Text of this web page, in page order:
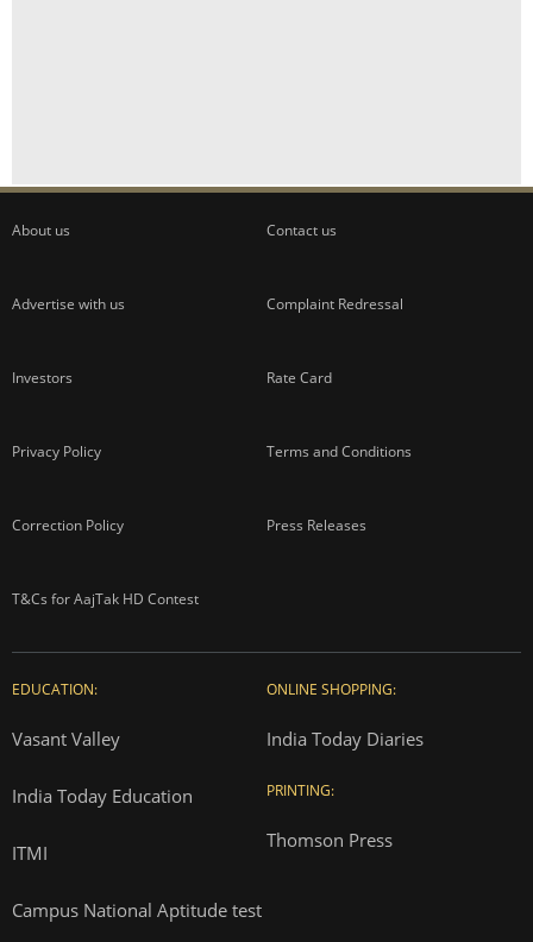
About us Contact us
Advertise with us Complaint Redressal
Investors Rate Card
Privacy Policy Terms and Conditions
Correction Policy Press Releases
T&Cs for AajTak HD Contest
EDUCATION:
Vasant Valley
India Today Education
ITMI
Campus National Aptitude test
ONLINE SHOPPING:
India Today Diaries
PRINTING:
Thomson Press